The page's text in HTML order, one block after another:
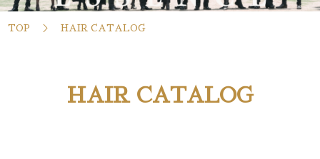
TOP HAIR CATALOG
HAIR CATALOG